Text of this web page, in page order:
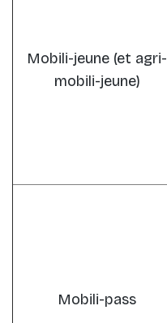
Mobili-jeune (et agri-
mobili-jeune)
Mobili-pass